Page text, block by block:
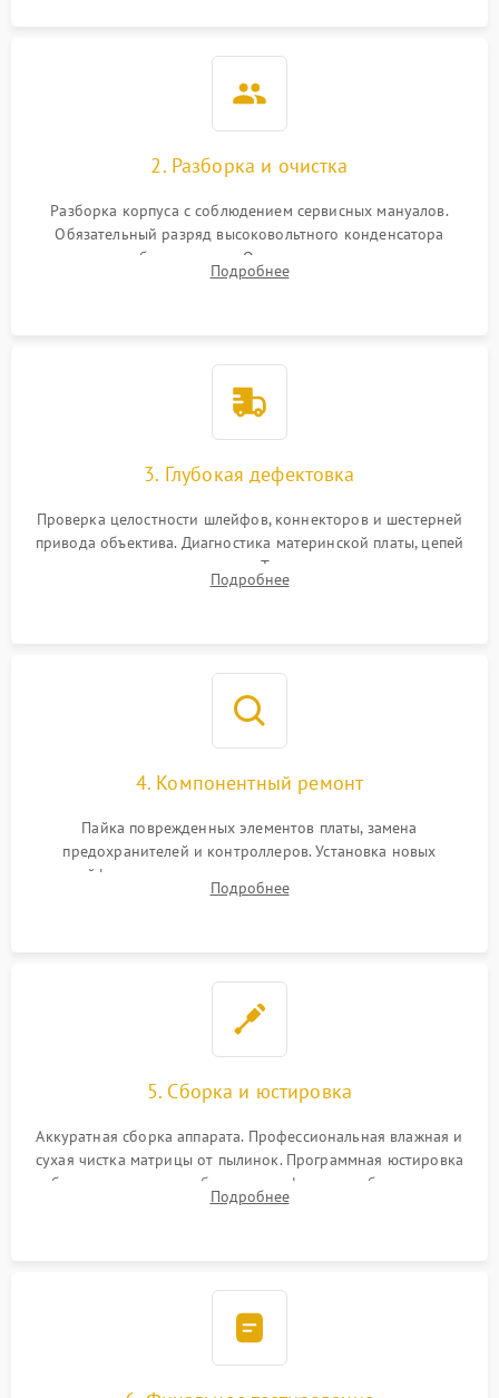
2. Разборка и очистка
Разборка корпуса с соблюдением сервисных мануалов.
Обязательный разряд высоковольтного конденсатора
вспышки для безопасности. Очистка внутренних узлов от
пыли, песка и следов влаги с помощью спецсредств.
Подробнее
3. Глубокая дефектовка
Проверка целостности шлейфов, коннекторов и шестерней
привода объектива. Диагностика материнской платы, цепей
питания и картоприемника. Тестирование механизма
затвора и блока внутрикамерной стабилизации.
Подробнее
4. Компонентный ремонт
Пайка поврежденных элементов платы, замена
предохранителей и контроллеров. Установка новых
шлейфов, дисплея, механизма затвора или двигателя
автофокуса. Восстановление геометрии тубуса объектива
Подробнее
5. Сборка и юстировка
Аккуратная сборка аппарата. Профессиональная влажная и
сухая чистка матрицы от пылинок. Программная юстировка
рабочего отрезка, калибровка автофокуса, стабилизатора и
экспозамера с помощью сервисного ПО.
Подробнее